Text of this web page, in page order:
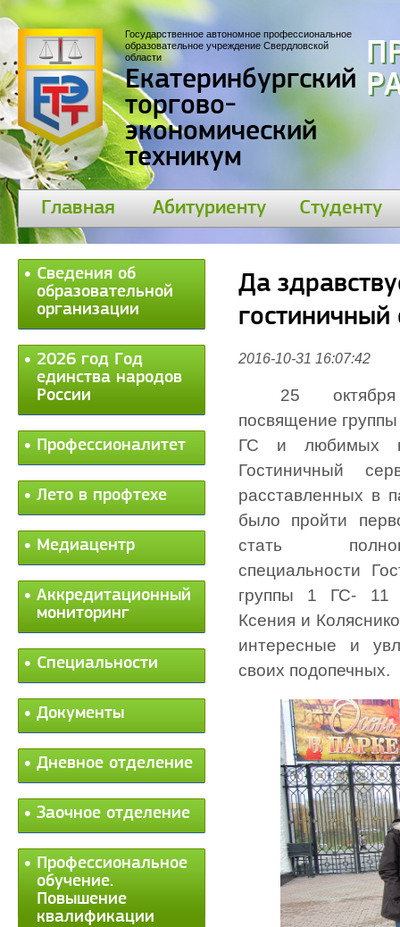
Государственное автономное профессиональное
образовательное учреждение Свердловской
области
Екатеринбургский
торгово-
экономический
техникум
Главная Абитуриенту Студенту
Сведения об
образовательной
организации
2026 год Год
единства народов
России
Профессионалитет
Лето в профтехе
Медиацентр
Аккредитационный
мониторинг
Специальности
Документы
Дневное отделение
Заочное отделение
Профессиональное
обучение.
Повышение
квалификации
Да
гостиничный
2016-10-31 16:07:42
25
посвящение
ГС и любимых
Гостиничный
расставленных в
было пройти
стать
специальности
группы 1 ГС- 11
Ксения и
интересные и
своих подопечных.